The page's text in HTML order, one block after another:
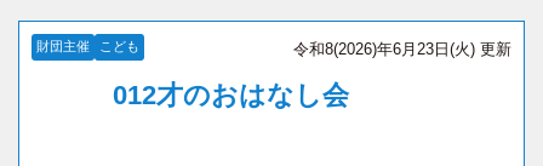
令和8(2026)年6月23日(火) 更新
財団主催 こども
012才のおはなし会